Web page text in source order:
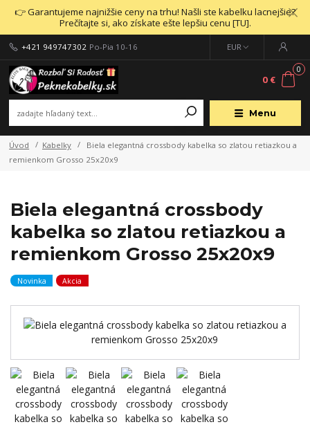
👉 Garantujeme najnižšie ceny na trhu! Našli ste kabelku lacnejšie?
Prečítajte si, ako získate ešte lepšiu cenu [TU].
Menu
EUR
+421 949747302 Po-Pia 10-16
0
0 €
Úvod Kabelky
Biela elegantná crossbody kabelka so zlatou retiazkou a
remienkom Grosso 25x20x9
Biela elegantná crossbody
kabelka so zlatou retiazkou a
remienkom Grosso 25x20x9
Novinka Akcia